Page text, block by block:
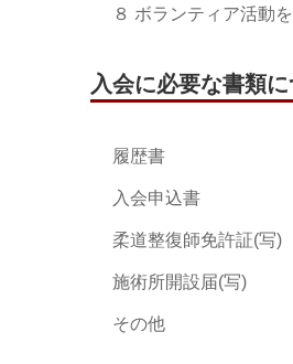
８ ボランティア活動
入会に必要な書類
履歴書
入会申込書
柔道整復師免許証(写)
施術所開設届(写)
その他